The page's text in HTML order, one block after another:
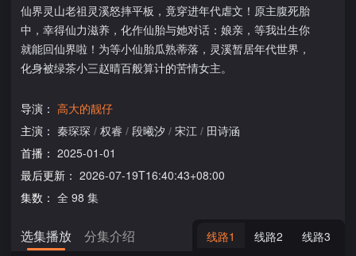
仙界灵山老祖灵溪怒摔平板，竟穿进年代虐文！原主腹死胎
中，幸得仙力滋养，化作仙胎与她对话：娘亲，等我出生你
就能回仙界啦！为等小仙胎瓜熟蒂落，灵溪暂居年代世界，
化身被绿茶小三赵晴百般算计的苦情女主。
导演： 高大的靓仔
主演： 秦琛琛 / 权睿 / 段曦汐 / 宋江 / 田诗涵
首播： 2025-01-01
最后更新： 2026-07-19T16:40:43+08:00
集数： 全 98 集
选集播放 分集介绍 线路1 线路2 线路3